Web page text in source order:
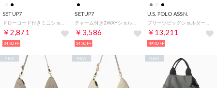
SETUP7
￥2,871
34%OFF
SETUP7
￥3,586
34%OFF
U.S. POLO ASSN.
￥13,211
49%OFF
NEW NEW NEW